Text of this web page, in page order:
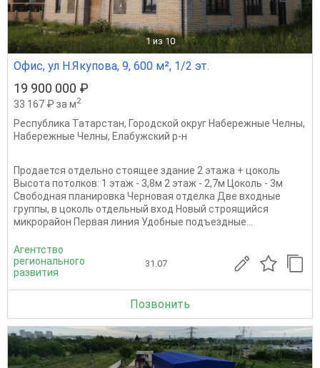
1 из 10
Офис, ул Н.Якупова, 9, 600 м², 1/2 эт.
19 900 000 ₽
33 167 ₽ за м2
Республика Татарстан, Городской округ Набережные Челны,
Набережные Челны, Елабужский р-н
Продается отдельно стоящее здание 2 этажа + цоколь
Высота потолков: 1 этаж - 3,8м 2 этаж - 2,7м Цоколь - 3м
Свободная планировка Черновая отделка Две входные
группы, в цоколь отдельный вход Новый строящийся
микрорайон Первая линия Удобные подъездные...
Агентство
регионального
развития
31.07
Позвонить